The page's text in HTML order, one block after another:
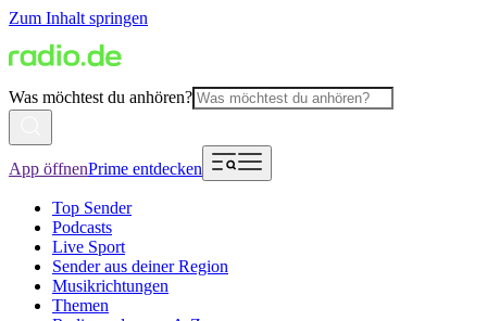
Zum Inhalt springen
Was möchtest du anhören?
App öffnenPrime entdecken
Top Sender
Podcasts
Live Sport
Sender aus deiner Region
Musikrichtungen
Themen